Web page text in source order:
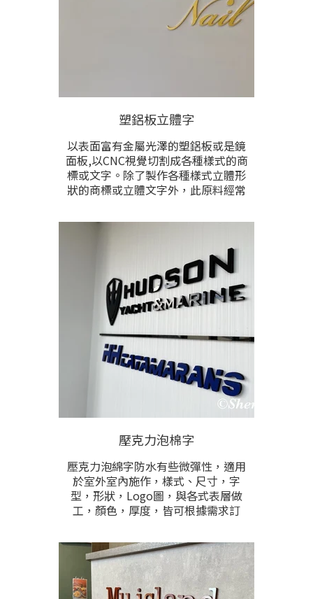
塑鋁板立體字
以表面富有金屬光澤的塑鋁板或是鏡
面板,以CNC視覺切割成各種樣式的商
標或文字。除了製作各種樣式立體形
狀的商標或立體文字外，此原料經常
牌、門牌、視覺牆、網美打卡牆等各
防水，耐曬，室內外皆宜，經濟美觀
CP值高，具備長效耐用等優勢。顏色
有鏡面亮金、霧金、鏡面亮銀、霧
銀、玫瑰金、霧白、霧黑、橙色、等
各色選擇。
壓克力泡棉字
壓克力泡綿字防水有些微彈性，適用
於室外室內施作，樣式、尺寸，字
型，形狀，Logo圖，與各式表層做
工，顏色，厚度，皆可根據需求訂
選擇。壓克力材質表面為亮面有光
澤，有紅、黑、白、黃，咖啡、綠、
藍這些色可任選，這些色為最便宜的
基本價格，其他任何顏色亦可訂製，